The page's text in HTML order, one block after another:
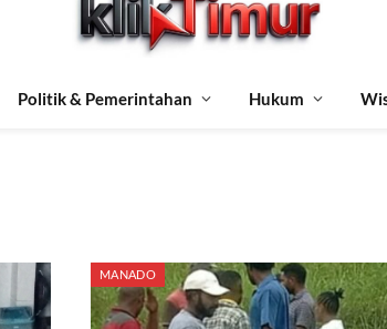
Politik & Pemerintahan Hukum
MANADO